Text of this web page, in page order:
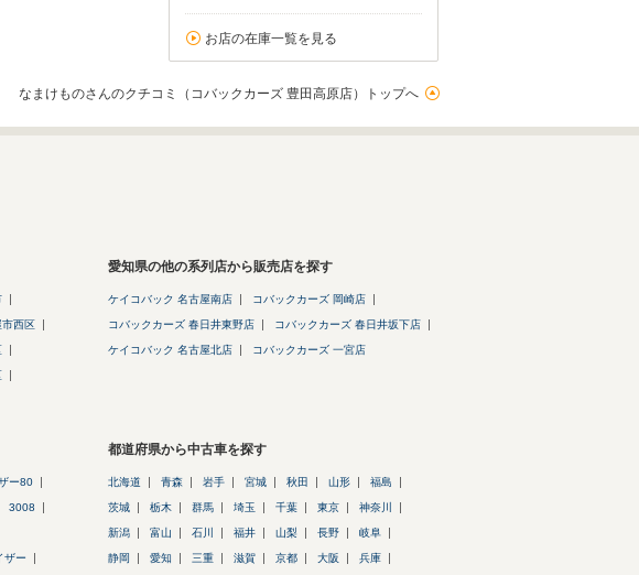
お店の在庫一覧を見る
なまけものさんのクチコミ（コバックカーズ 豊田高原店）トップへ
市西区
愛知県の他の系列店から販売店を探す
ケイコバック 名古屋南店 コバックカーズ 岡崎店
コバックカーズ 春日井東野店 コバックカーズ 春日井坂下店
ケイコバック 名古屋北店 コバックカーズ 一宮店
ー80
3008
ザー
都道府県から中古車を探す
北海道 青森 岩手 宮城 秋田 山形 福島
茨城 栃木 群馬 埼玉 千葉 東京 神奈川
新潟 富山 石川 福井 山梨 長野 岐阜
静岡 愛知 三重 滋賀 京都 大阪 兵庫